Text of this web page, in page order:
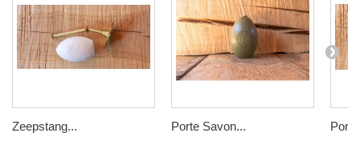
Zeepstang... Porte Savon...